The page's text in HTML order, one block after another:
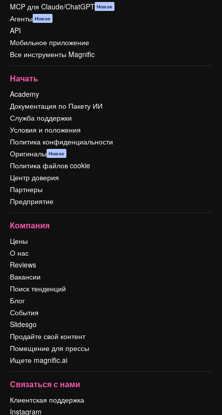
MCP для Claude/ChatGPT Новое
Агенты Новое
API
Мобильное приложение
Все инструменты Magnific
Начать
Academy
Документация по Пакету ИИ
Служба поддержки
Условия и положения
Политика конфиденциальности
Оригиналы Новое
Политика файлов cookie
Центр доверия
Партнеры
Предприятие
Компания
Цены
О нас
Reviews
Вакансии
Поиск тенденций
Блог
События
Slidesgo
Продайте свой контент
Помещение для прессы
Ищете magnific.ai
Связаться с нами
Клиентская поддержка
Instagram